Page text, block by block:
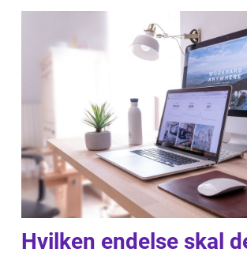
Hvilken endelse skal